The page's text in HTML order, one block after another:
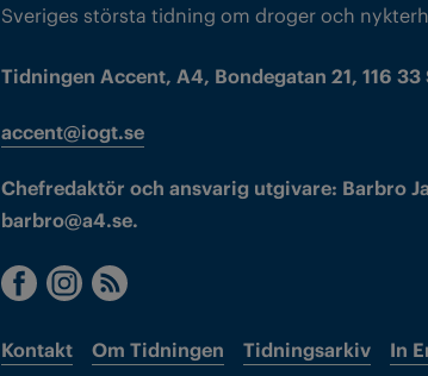
Sveriges största tidning om droger och
Tidningen Accent, A4, Bondegatan 21, 116
accent@iogt.se
Chefredaktör och ansvarig utgivare: Barbro
barbro@a4.se.
Kontakt Om Tidningen Tidningsarkiv In